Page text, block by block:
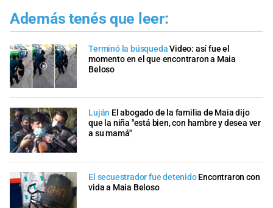
Además tenés que leer:
Terminó la búsquedaVideo: así fue el
momento en el que encontraron a Maia
Beloso
Luján El abogado de la familia de Maia dijo
que la niña "está bien, con hambre y desea ver
a su mamá"
El secuestrador fue detenido Encontraron con
vida a Maia Beloso